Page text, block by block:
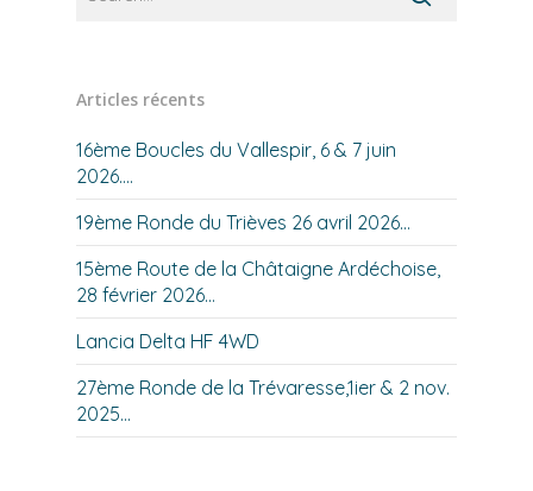
Articles récents
16ème Boucles du Vallespir, 6 & 7 juin
2026….
19ème Ronde du Trièves 26 avril 2026…
15ème Route de la Châtaigne Ardéchoise,
28 février 2026…
Lancia Delta HF 4WD
27ème Ronde de la Trévaresse,1ier & 2 nov.
2025…